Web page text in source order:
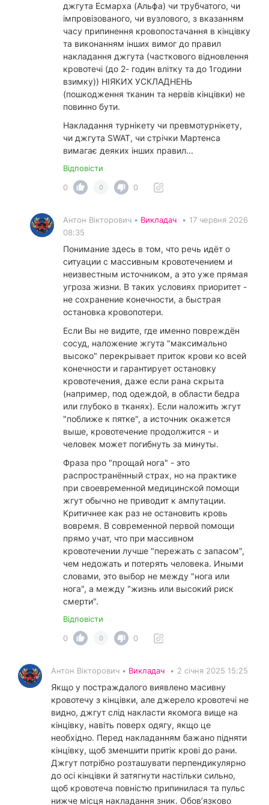
джгута Есмарха (Альфа) чи трубчатого, чи
імпровізованого, чи вузлового, з вказанням
часу припинення кровопостачання в кінцівку
та виконанням інших вимог до правил
накладання джгута (часткового відновлення
кровотечі (до 2- годин влітку та до 1години
взимку)) НІЯКИХ УСКЛАДНЕНЬ
(пошкодження тканин та нервів кінцівки) не
повинно бути.
Накладання турнікету чи превмотурнікету,
чи джгута SWAT, чи стрічки Мартенса
вимагає деяких інших правил...
Відповісти
0
0 0
Антон Вікторович • Викладач • 17 червня 2026
08:35
Понимание здесь в том, что речь идёт о
ситуации с массивным кровотечением и
неизвестным источником, а это уже прямая
угроза жизни. В таких условиях приоритет -
не сохранение конечности, а быстрая
остановка кровопотери.
Если Вы не видите, где именно повреждён
сосуд, наложение жгута "максимально
высоко" перекрывает приток крови ко всей
конечности и гарантирует остановку
кровотечения, даже если рана скрыта
(например, под одеждой, в области бедра
или глубоко в тканях). Если наложить жгут
"поближе к пятке", а источник окажется
выше, кровотечение продолжится - и
человек может погибнуть за минуты.
Фраза про "прощай нога" - это
распространённый страх, но на практике
при своевременной медицинской помощи
жгут обычно не приводит к ампутации.
Критичнее как раз не остановить кровь
вовремя. В современной первой помощи
прямо учат, что при массивном
кровотечении лучше "пережать с запасом",
чем недожать и потерять человека. Иными
словами, это выбор не между "нога или
нога", а между "жизнь или высокий риск
смерти".
Відповісти
0
0 0
Антон Вікторович • Викладач • 2 січня 2025 15:25
Якщо у постраждалого виявлено масивну
кровотечу з кінцівки, але джерело кровотечі не
видно, джгут слід накласти якомога вище на
кінцівку, навіть поверх одягу, якщо це
необхідно. Перед накладанням бажано підняти
кінцівку, щоб зменшити притік крові до рани.
Джгут потрібно розташувати перпендикулярно
до осі кінцівки й затягнути настільки сильно,
щоб кровотеча повністю припинилася та пульс
нижче місця накладання зник. Обов’язково